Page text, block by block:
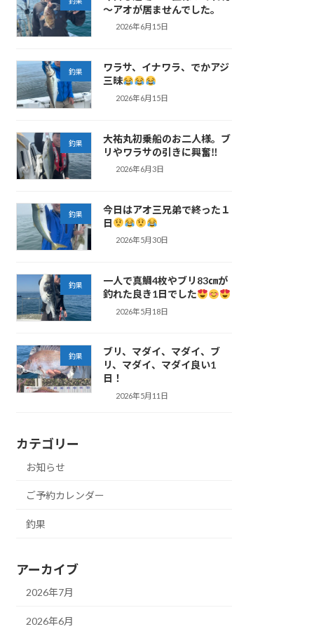
～アオが居ませんでした。
2026年6月15日
釣果
ワラサ、イナワラ、でかアジ
三昧
2026年6月15日
釣果
大祐丸初乗船のお二人様。ブ
リやワラサの引きに興奮‼
2026年6月3日
釣果
今日はアオ三兄弟で終った１
日
2026年5月30日
釣果
一人で真鯛4枚やブリ83㎝が
釣れた良き1日でした
2026年5月18日
釣果
ブリ、マダイ、マダイ、ブ
リ、マダイ、マダイ良い1
日！
2026年5月11日
カテゴリー
お知らせ
ご予約カレンダー
釣果
アーカイブ
2026年7月
2026年6月